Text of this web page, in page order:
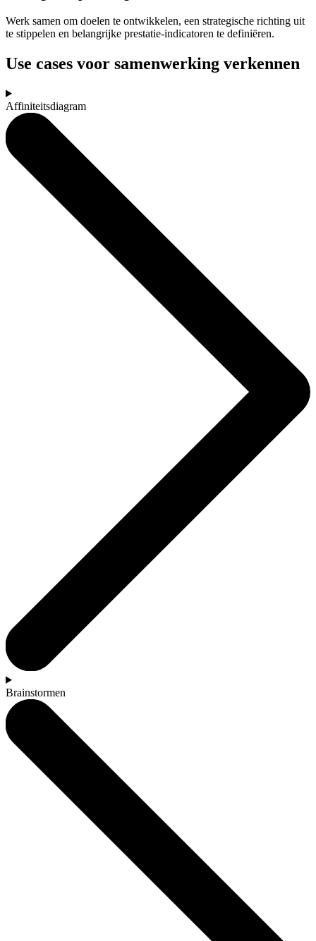
Werk samen om doelen te ontwikkelen, een strategische richting uit
te stippelen en belangrijke prestatie-indicatoren te definiëren.
Use cases voor samenwerking verkennen
Affiniteitsdiagram
Brainstormen